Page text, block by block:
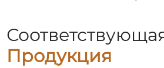
Продукция